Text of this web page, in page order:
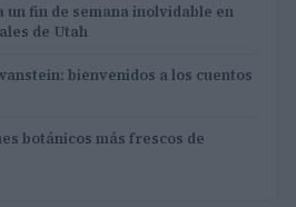
un fin de semana inolvidable en
de Utah
bienvenidos a los cuentos
botánicos más frescos de